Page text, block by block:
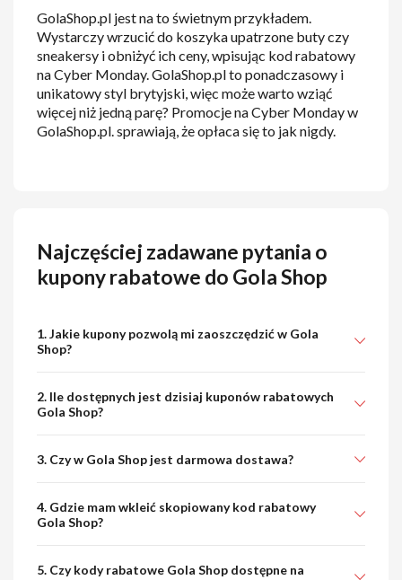
GolaShop.pl jest na to świetnym przykładem.
Wystarczy wrzucić do koszyka upatrzone buty czy
sneakersy i obniżyć ich ceny, wpisując kod rabatowy
na Cyber Monday. GolaShop.pl to ponadczasowy i
unikatowy styl brytyjski, więc może warto wziąć
więcej niż jedną parę? Promocje na Cyber Monday w
GolaShop.pl. sprawiają, że opłaca się to jak nigdy.
Najczęściej zadawane pytania o
kupony rabatowe do Gola Shop
1. Jakie kupony pozwolą mi zaoszczędzić w Gola
Shop?
2. Ile dostępnych jest dzisiaj kuponów rabatowych
Gola Shop?
3. Czy w Gola Shop jest darmowa dostawa?
4. Gdzie mam wkleić skopiowany kod rabatowy
Gola Shop?
5. Czy kody rabatowe Gola Shop dostępne na